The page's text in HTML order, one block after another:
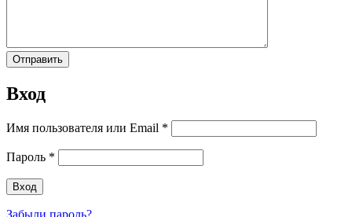
Вход
Имя пользователя или Email *
Пароль *
Забыли пароль?